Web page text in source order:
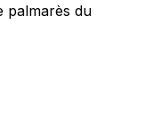
palmarès du